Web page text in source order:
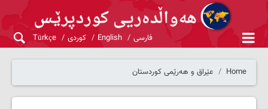
فارسی English کوردی Türkçe
Home عێراق و هەرێمی کوردستان